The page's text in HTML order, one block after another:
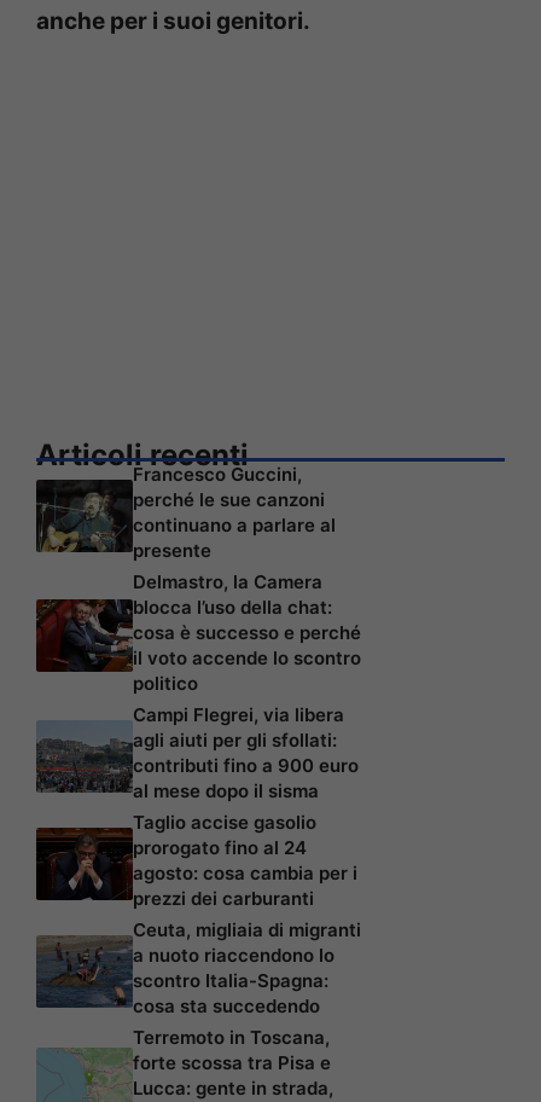
anche per i suoi genitori.
Articoli recenti
Francesco Guccini,
perché le sue canzoni
continuano a parlare al
presente
Delmastro, la Camera
blocca l’uso della chat:
cosa è successo e perché
il voto accende lo scontro
politico
Campi Flegrei, via libera
agli aiuti per gli sfollati:
contributi fino a 900 euro
al mese dopo il sisma
Taglio accise gasolio
prorogato fino al 24
agosto: cosa cambia per i
prezzi dei carburanti
Ceuta, migliaia di migranti
a nuoto riaccendono lo
scontro Italia-Spagna:
cosa sta succedendo
Terremoto in Toscana,
forte scossa tra Pisa e
Lucca: gente in strada,